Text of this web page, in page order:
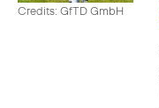
Credits: GfTD GmbH